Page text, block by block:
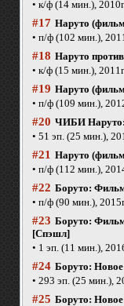
• к/ф (14 мин.),
#17 Наруто
• п/ф (102 мин.),
#18 Наруто
• к/ф (15 мин.),
#19 Наруто
• п/ф (109 мин.),
#20 ЧИБИ
• 51 эп. (25 мин.),
#21 Наруто
• п/ф (112 мин.),
#22 Боруто:
• п/ф (90 мин.),
#23 Боруто:
[Спэшл]
• 1 эп. (11 мин.),
#24 Боруто:
• 293 эп. (25 мин.),
#25 Боруто: